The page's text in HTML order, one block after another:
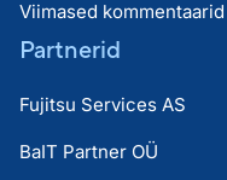
Viimased kommentaarid
Partnerid
Fujitsu Services AS
BaIT Partner OÜ